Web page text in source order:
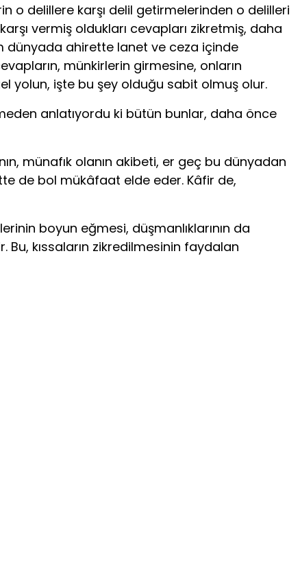
o delillere karşı delil getirmelerinden o delilleri
vermiş oldukları cevapları zikretmiş, daha
dünyada ahirette lanet ve ceza içinde
münkirlerin girmesine, onların
yolun, işte bu şey olduğu sabit olmuş olur.
anlatıyordu ki bütün bunlar, daha önce
münafık olanın akibeti, er geç bu dünyadan
de bol mükâfaat elde eder. Kâfir de,
boyun eğmesi, düşmanlıklarının da
kıssaların zikredilmesinin faydalan